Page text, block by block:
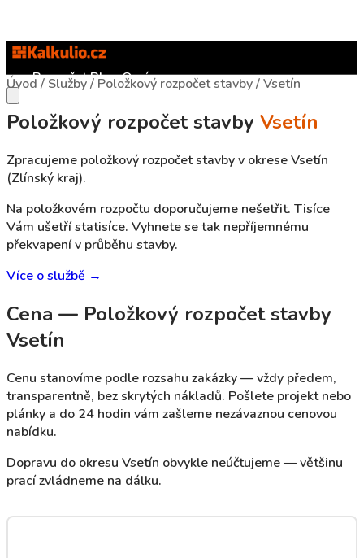
RozpočetBlogO nás
Úvod / Služby/ Položkový rozpočet stavby/Vsetín
Položkový rozpočet stavby Vsetín
Zpracujeme položkový rozpočet stavby v okrese Vsetín
(Zlínský kraj).
Na položkovém rozpočtu doporučujeme nešetřit. Tisíce
Vám ušetří statisíce. Vyhnete se tak nepříjemnému
překvapení v průběhu stavby.
Více o službě →
Cena — Položkový rozpočet stavby
Vsetín
Cenu stanovíme podle rozsahu zakázky — vždy předem,
transparentně, bez skrytých nákladů. Pošlete projekt nebo
plánky a do 24 hodin vám zašleme nezávaznou cenovou
nabídku.
Dopravu do okresu Vsetín obvykle neúčtujeme — většinu
prací zvládneme na dálku.